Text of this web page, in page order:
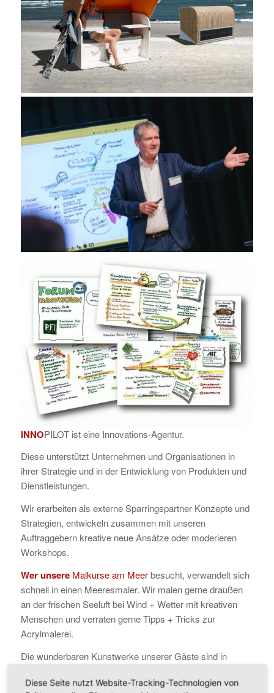
INNOPILOT ist eine Innovations-Agentur.
Diese unterstützt Unternehmen und Organisationen in
ihrer Strategie und in der Entwicklung von Produkten und
Dienstleistungen.
Wir erarbeiten als externe Sparringspartner Konzepte und
Strategien, entwickeln zusammen mit unseren
Auftraggebern kreative neue Ansätze oder moderieren
Workshops.
Wer unsere Malkurse am Meerbesucht, verwandelt sich
schnell in einen Meeresmaler. Wir malen gerne draußen
an der frischen Seeluft bei Wind + Wetter mit kreativen
Menschen und verraten gerne Tipps + Tricks zur
Acrylmalerei.
Die wunderbaren Kunstwerke unserer Gäste sind in
Diese Seite nutzt Website-Tracking-Technologien von